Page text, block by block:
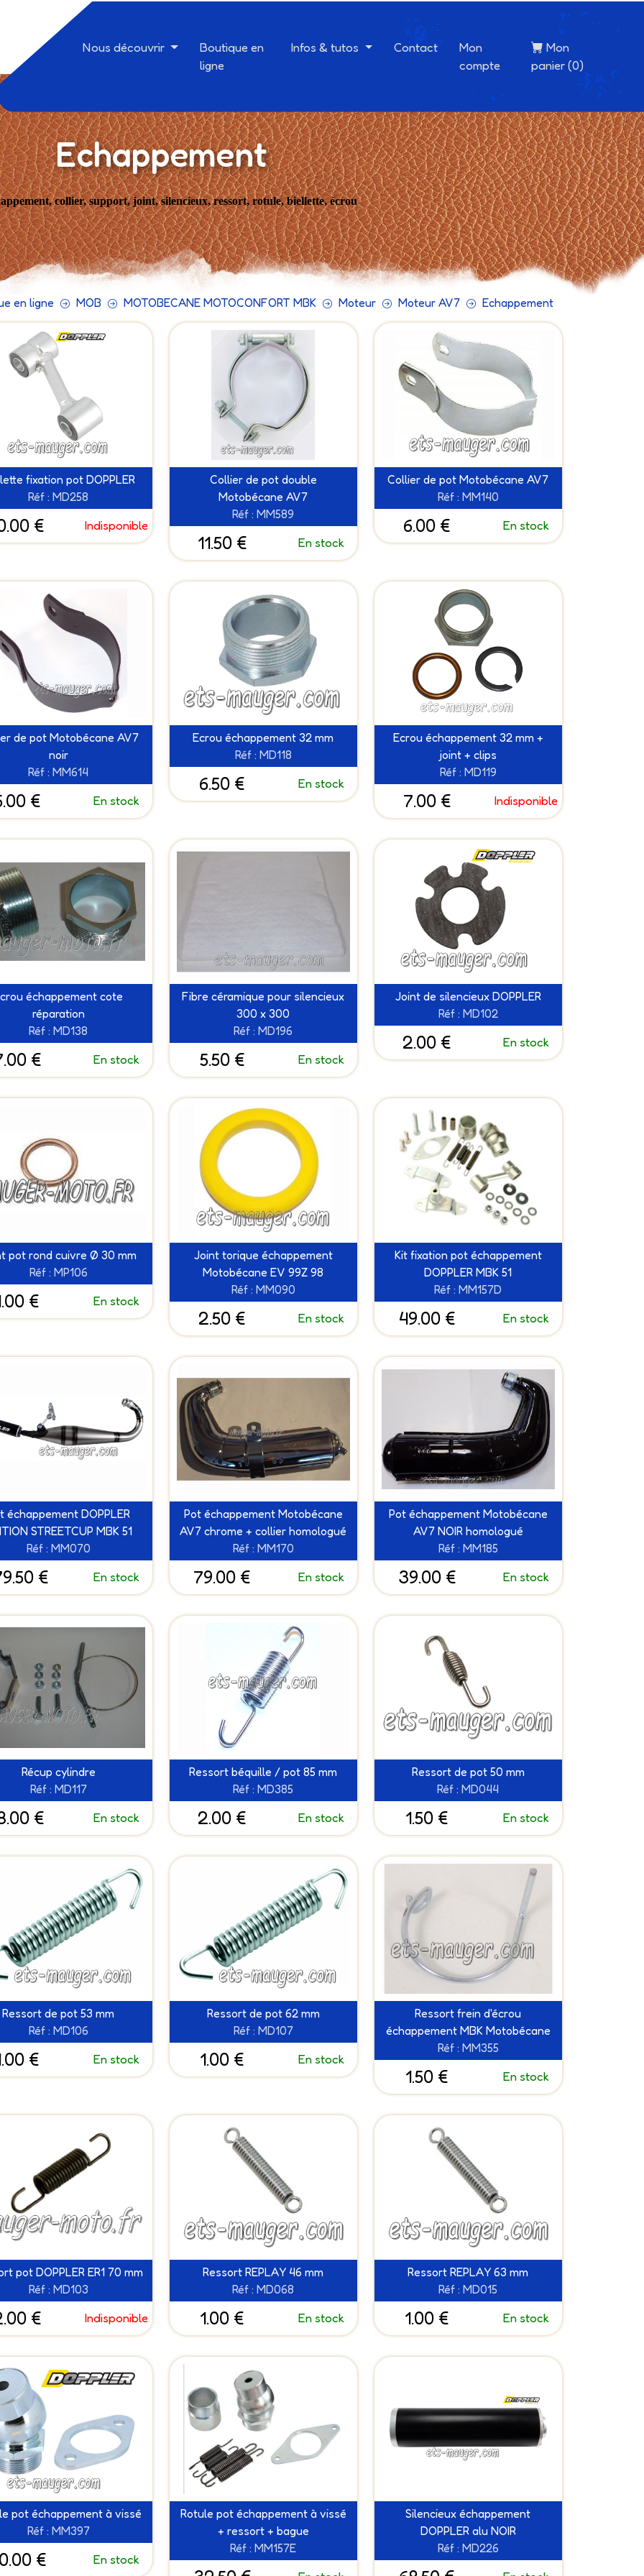
Nous découvrir
Boutique en
ligne
Infos & tutos Contact
Mon
compte
Mon
panier (0)
Echappement
collier, support, joint, silencieux, ressort, rotule, biellette, écrou
en ligne MOB MOTOBECANE MOTOCONFORT MBK Moteur Moteur AV7 Echappement
fixation pot DOPPLER
Réf : MD258
€ Indisponible
Collier de pot double
Motobécane AV7
Réf : MM589
11.50 € En stock
Collier de pot Motobécane AV7
Réf : MM140
6.00 € En stock
de pot Motobécane AV7
noir
Réf : MM614
€ En stock
Ecrou échappement 32 mm
Réf : MD118
6.50 € En stock
Ecrou échappement 32 mm +
joint + clips
Réf : MD119
7.00 € Indisponible
échappement cote
réparation
Réf : MD138
€ En stock
Fibre céramique pour silencieux
300 x 300
Réf : MD196
5.50 € En stock
Joint de silencieux DOPPLER
Réf : MD102
2.00 € En stock
pot rond cuivre Ø 30 mm
Réf : MP106
€ En stock
Joint torique échappement
Motobécane EV 99Z 98
Réf : MM090
2.50 € En stock
Kit fixation pot échappement
DOPPLER MBK 51
Réf : MM157D
49.00 € En stock
échappement DOPPLER
STREETCUP MBK 51
Réf : MM070
€ En stock
Pot échappement Motobécane
AV7 chrome + collier homologué
Réf : MM170
79.00 € En stock
Pot échappement Motobécane
AV7 NOIR homologué
Réf : MM185
39.00 € En stock
Récup cylindre
Réf : MD117
€ En stock
Ressort béquille / pot 85 mm
Réf : MD385
2.00 € En stock
Ressort de pot 50 mm
Réf : MD044
1.50 € En stock
Ressort de pot 53 mm
Réf : MD106
€ En stock
Ressort de pot 62 mm
Réf : MD107
1.00 € En stock
Ressort frein d'écrou
échappement MBK Motobécane
Réf : MM355
1.50 € En stock
pot DOPPLER ER1 70 mm
Réf : MD103
€ Indisponible
Ressort REPLAY 46 mm
Réf : MD068
1.00 € En stock
Ressort REPLAY 63 mm
Réf : MD015
1.00 € En stock
pot échappement à vissé
Réf : MM397
€ En stock
Rotule pot échappement à vissé
+ ressort + bague
Réf : MM157E
Silencieux échappement
DOPPLER alu NOIR
Réf : MD226